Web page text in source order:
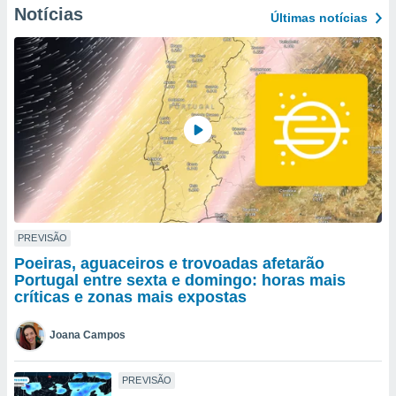
lhe
e
com
Pode
na nossa
e
a
cookies
parte
a
Notícias Últimas notícias
PREVISÃO
Poeiras, aguaceiros e trovoadas afetarão
Portugal entre sexta e domingo: horas mais
críticas e zonas mais expostas
Joana Campos
PREVISÃO